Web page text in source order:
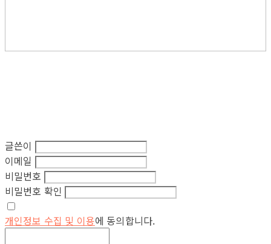
글쓴이
이메일
비밀번호
비밀번호 확인
개인정보 수집 및 이용에 동의합니다.